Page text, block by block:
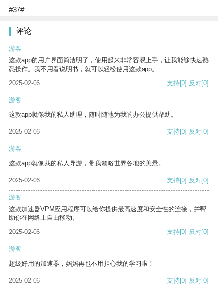
#37#
评论
游客
这款app的用户界面简洁明了，使用起来非常容易上手，让我能够快速熟
悉操作。我不用看说明书，就可以轻松使用这款app。
2025-02-06
支持[0] 反对[0]
游客
这款app就像我的私人助理，随时随地为我的办公提供帮助。
2025-02-06 支持[0] 反对[0]
游客
这款app就像我的私人导游，带我领略世界各地的美景。
2025-02-06 支持[0] 反对[0]
游客
这款加速器VPM应用程序可以给你提供最高速度和安全性的连接，并帮
助你在网络上自由移动。
2025-02-06
支持[0] 反对[0]
游客
超级好用的加速器，妈妈再也不用担心我的学习啦！
2025-02-06 支持[0] 反对[0]